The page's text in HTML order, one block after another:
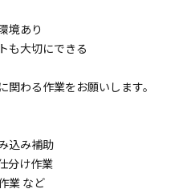
境あり
も大切にできる
わる作業をお願いします。
込み補助
分け作業
業 など